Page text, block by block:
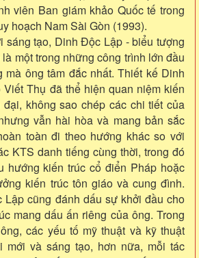
viên Ban giám khảo Quốc tế trong
hoạch Nam Sài Gòn (1993).
sáng tạo, Dinh Độc Lập - biểu tượng
một trong những công trình lớn đầu
mà ông tâm đắc nhất. Thiết kế Dinh
Thụ đã thể hiện quan niệm kiến
không sao chép các chi tiết của
vẫn hài hòa và mang bản sắc
toàn đi theo hướng khác so với
KTS danh tiếng cùng thời, trong đó
hướng kiến trúc cổ điển Pháp hoặc
kiến trúc tôn giáo và cung đình.
cũng đánh dấu sự khởi đầu cho
mang dấu ấn riêng của ông. Trong
các yếu tố mỹ thuật và kỹ thuật
mới và sáng tạo, hơn nữa, mỗi tác